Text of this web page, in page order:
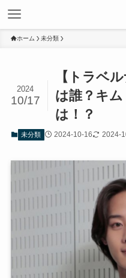
ホーム 未分類
【トラベ
は誰？キ
は！？
2024
10/17
未分類 2024-10-16 2024-